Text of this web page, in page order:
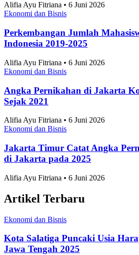
Alifia Ayu Fitriana • 6 Juni 2026
Ekonomi dan Bisnis
Perkembangan Jumlah
Indonesia 2019-2025
Alifia Ayu Fitriana • 6 Juni 2026
Ekonomi dan Bisnis
Angka Pernikahan di Jakarta
Sejak 2021
Alifia Ayu Fitriana • 6 Juni 2026
Ekonomi dan Bisnis
Jakarta Timur Catat Angka
di Jakarta pada 2025
Alifia Ayu Fitriana • 6 Juni 2026
Artikel Terbaru
Ekonomi dan Bisnis
Kota Salatiga Puncaki Usia
Jawa Tengah 2025